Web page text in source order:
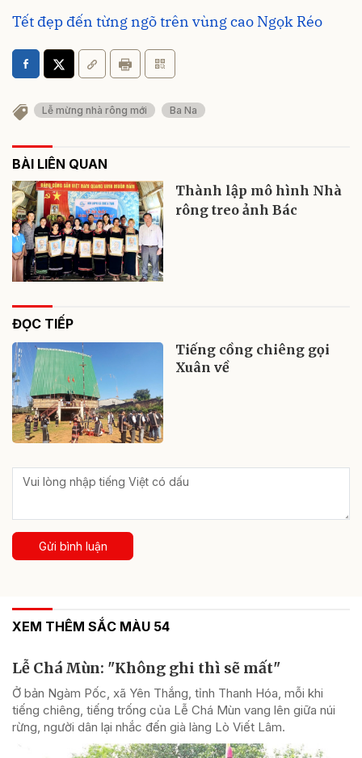
Tết đẹp đến từng ngõ trên vùng cao Ngọk Réo
Lễ mừng nhà rông mới Ba Na
BÀI LIÊN QUAN
Thành lập mô hình Nhà
rông treo ảnh Bác
ĐỌC TIẾP
Tiếng cồng chiêng gọi
Xuân về
Gửi bình luận
XEM THÊM SẮC MÀU 54
Lễ Chá Mùn: "Không ghi thì sẽ mất"
Ở bản Ngàm Pốc, xã Yên Thắng, tỉnh Thanh Hóa, mỗi khi
tiếng chiêng, tiếng trống của Lễ Chá Mùn vang lên giữa núi
rừng, người dân lại nhắc đến già làng Lò Viết Lâm.